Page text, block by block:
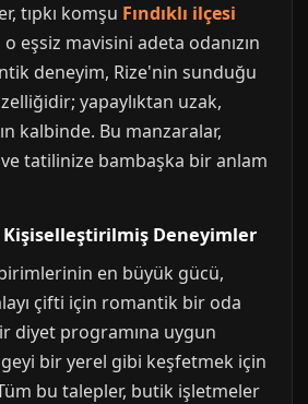
tıpkı komşu Fındıklı ilçesi
eşsiz mavisini adeta odanızın
deneyim, Rize'nin sunduğu
yapaylıktan uzak,
kalbinde. Bu manzaralar,
tatilinize bambaşka bir anlam
Kişiselleştirilmiş Deneyimler
en büyük gücü,
çifti için romantik bir oda
diyet programına uygun
bir yerel gibi keşfetmek için
bu talepler, butik işletmeler